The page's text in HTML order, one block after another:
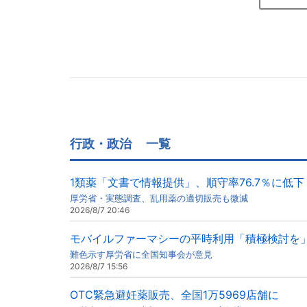
行政・政治 一覧
1類薬「文書で情報提供」、順守率76.7％に低下
厚労省・実態調査、乱用薬の適切販売も微減
2026/8/7 20:46
モバイルファーマシーの平時利用「積極検討を」
難色示す厚労省に全国知事会が意見
2026/8/7 15:56
OTC緊急避妊薬販売、全国1万5969店舗に